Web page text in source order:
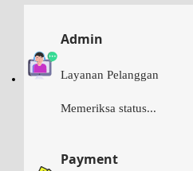
Admin
Layanan Pelanggan
Memeriksa status...
Payment